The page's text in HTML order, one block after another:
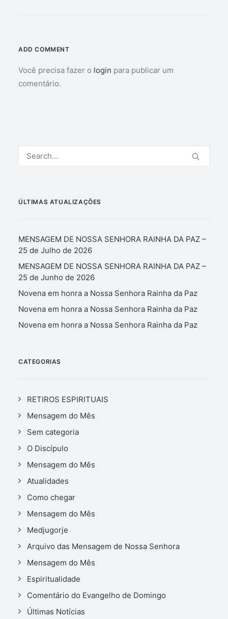
ADD COMMENT
Você precisa fazer o login para publicar um
comentário.
ÚLTIMAS ATUALIZAÇÕES
MENSAGEM DE NOSSA SENHORA RAINHA DA PAZ –
25 de Julho de 2026
MENSAGEM DE NOSSA SENHORA RAINHA DA PAZ –
25 de Junho de 2026
Novena em honra a Nossa Senhora Rainha da Paz
Novena em honra a Nossa Senhora Rainha da Paz
Novena em honra a Nossa Senhora Rainha da Paz
CATEGORIAS
RETIROS ESPIRITUAIS
Mensagem do Mês
Sem categoria
O Discípulo
Mensagem do Mês
Atualidades
Como chegar
Mensagem do Mês
Medjugorje
Arquivo das Mensagem de Nossa Senhora
Mensagem do Mês
Espiritualidade
Comentário do Evangelho de Domingo
Últimas Notícias